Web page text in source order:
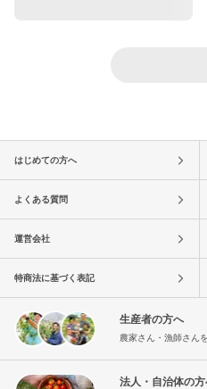
はじめての方へ
よくある質問
運営会社
特商法に基づく表記
生産者の方へ
農家さん・漁師さん
法人・自治体の